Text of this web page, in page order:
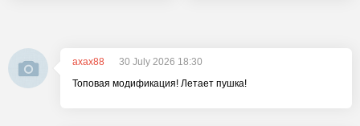
axax88
30 July 2026 18:30
Топовая модификация! Летает пушка!